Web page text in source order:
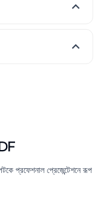
প্রফেশনাল প্রেজেন্টেশনে রূপ